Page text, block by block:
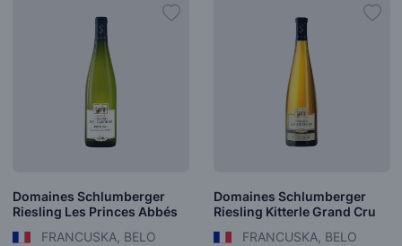
Domaines Schlumberger
Riesling Les Princes Abbés
FRANCUSKA, BELO
Domaines Schlumberger
Riesling Kitterle Grand Cru
FRANCUSKA, BELO